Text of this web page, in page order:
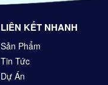
LIÊN KẾT NHANH
Sản Phẩm
Tin Tức
Dự Án